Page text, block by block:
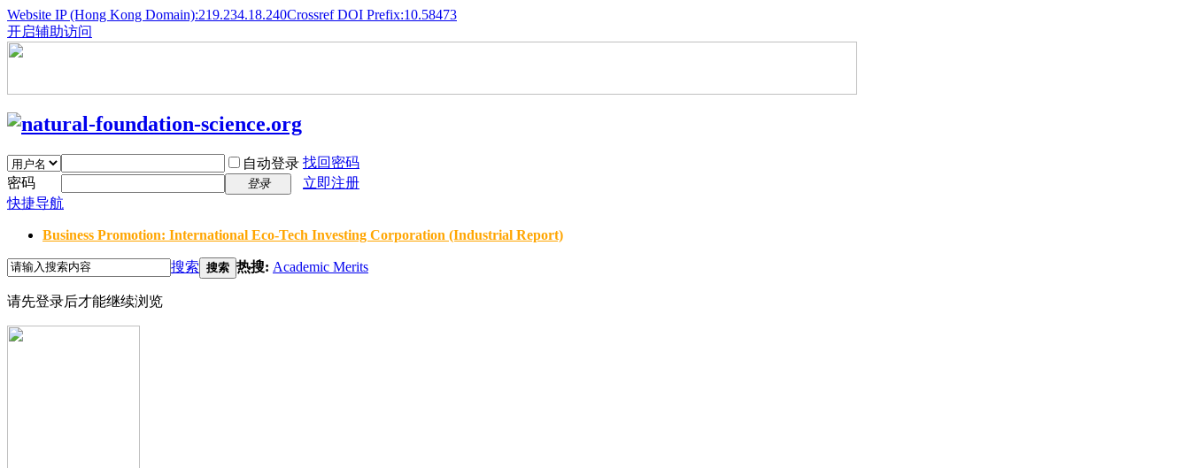
Website IP (Hong Kong Domain):219.234.18.240Crossref DOI Prefix:10.58473
开启辅助访问
自动登录 找回密码
密码
登录
立即注册
快捷导航
Business Promotion: International Eco-Tech Investing Corporation (Industrial Report)
搜索 搜索 热搜: Academic Merits
请先登录后才能继续浏览